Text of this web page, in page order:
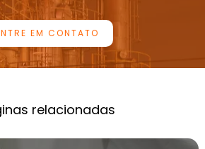
DE CALDEIRAS
DE PRESSÃO E CALIBRAÇÃO
DE CALIBRAÇÃO DE
DE MANÔMETROS
DE PRESSÃO
EM CONTATO
relacionadas